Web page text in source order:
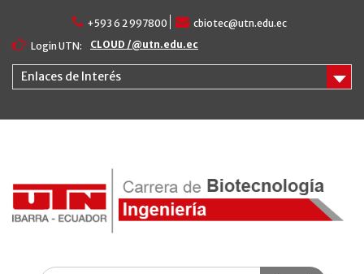
content
+593 6 2 997800
cbiotec@utn.edu.ec
Login UTN:
CLOUD /@utn.edu.ec
Enlaces de Interés